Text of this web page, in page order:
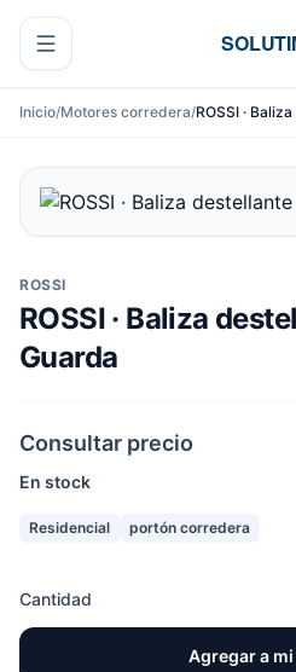
Ir al contenido
Inicio/Motores corredera/ROSSI ·
ROSSI
ROSSI · Baliza
Guarda
Consultar precio
En stock
Residencial portón corredera
Cantidad
Agregar a